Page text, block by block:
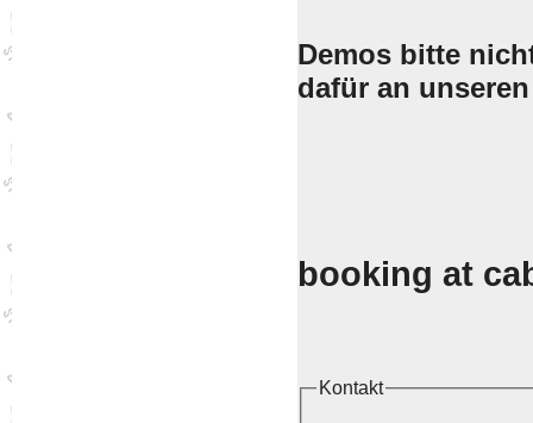
Demos bitte
dafür an
booking at
Kontakt